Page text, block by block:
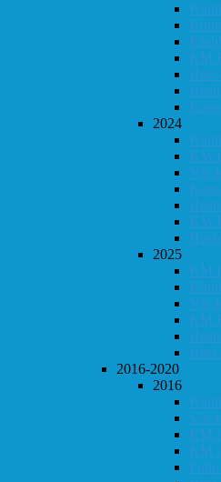
KM
2024
KM
Vår-
KM
2025
KM
Vår-
KM
2016-2020
2016
Vår-
KM i
KM i